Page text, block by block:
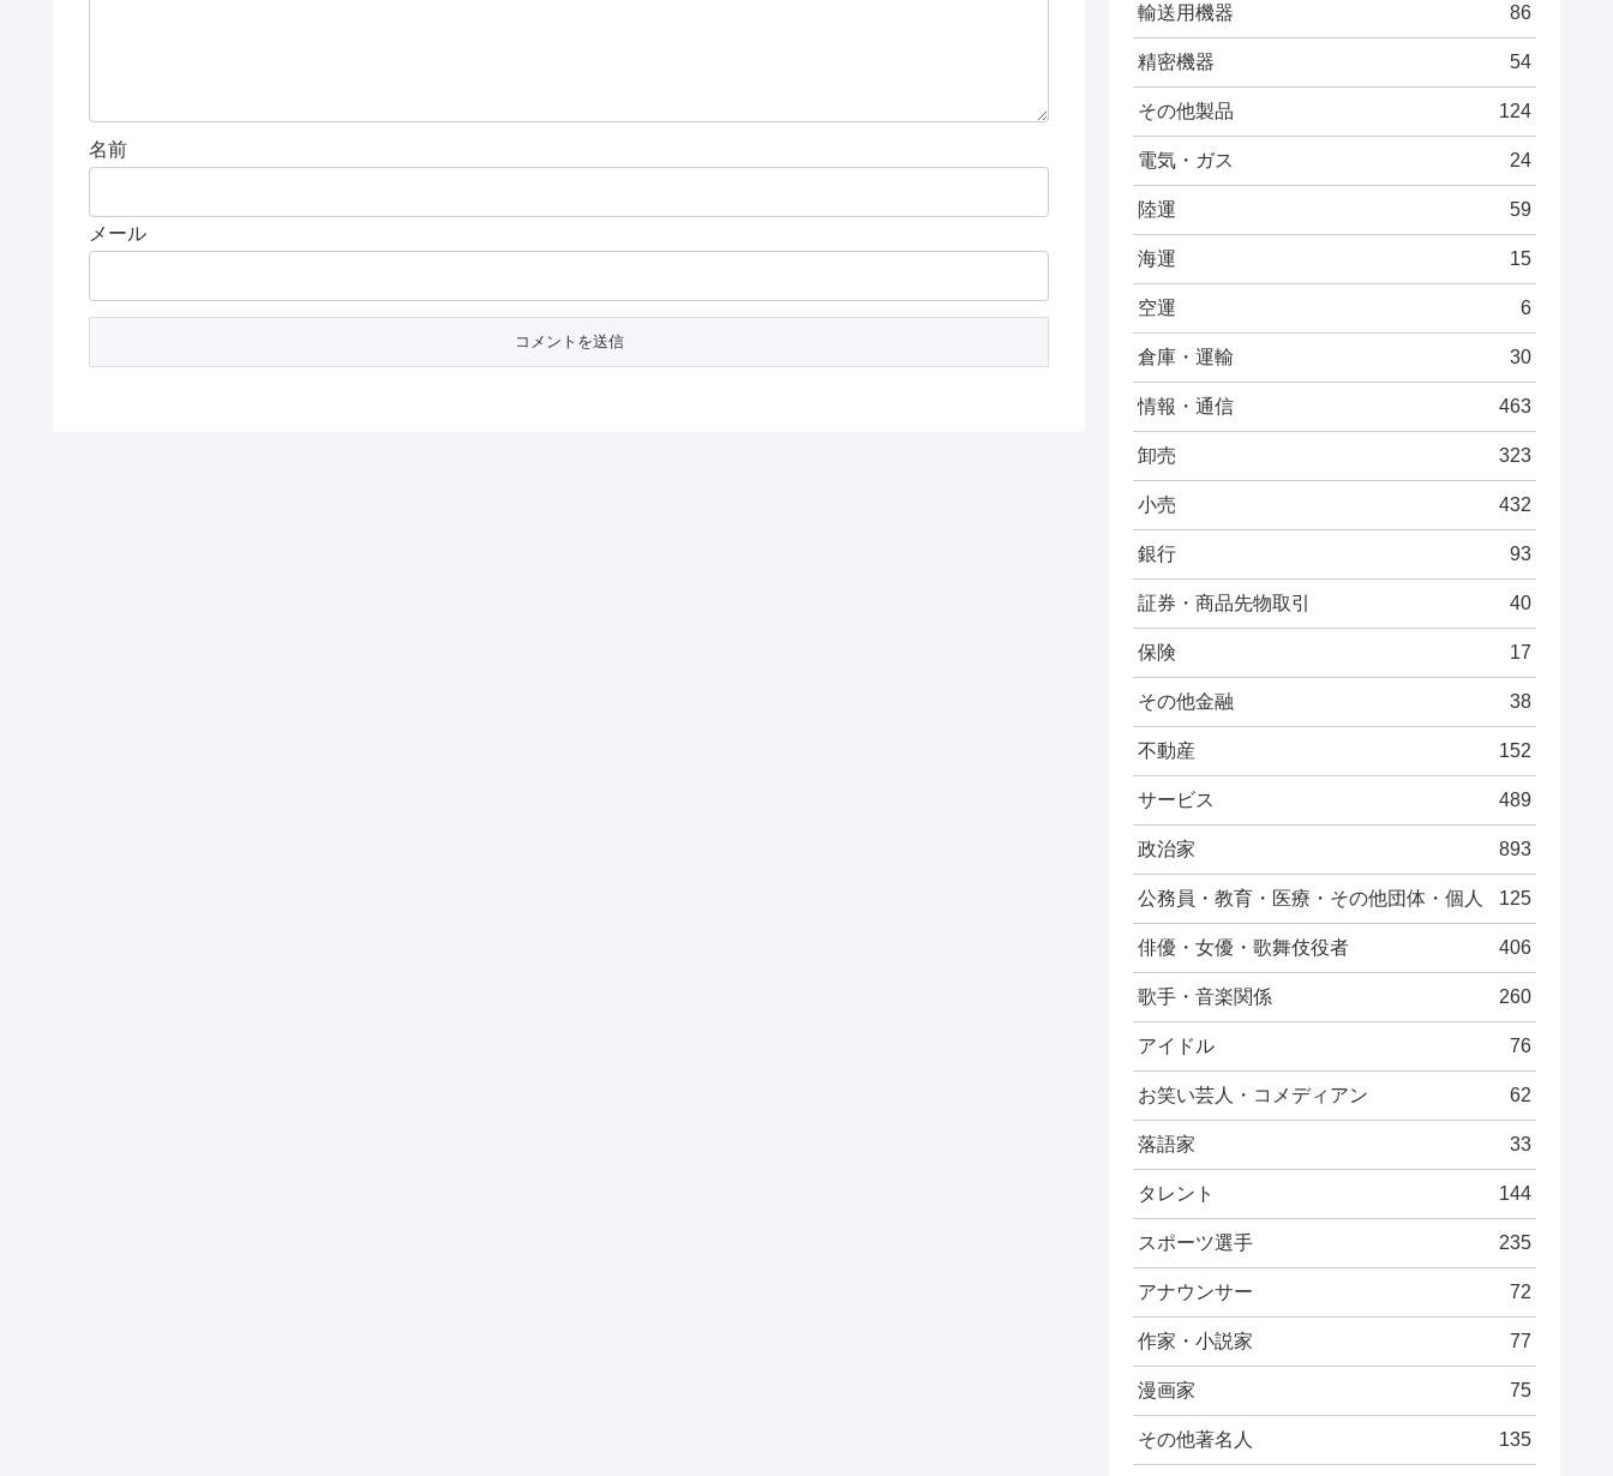
名前
メール
輸送用機器 86
精密機器 54
その他製品 124
電気・ガス 24
陸運 59
海運 15
空運 6
倉庫・運輸 30
情報・通信 463
卸売 323
小売 432
銀行 93
証券・商品先物取引 40
保険 17
その他金融 38
不動産 152
サービス 489
政治家 893
公務員・教育・医療・その他団体・個人 125
俳優・女優・歌舞伎役者 406
歌手・音楽関係 260
アイドル 76
お笑い芸人・コメディアン 62
落語家 33
タレント 144
スポーツ選手 235
アナウンサー 72
作家・小説家 77
漫画家 75
その他著名人 135